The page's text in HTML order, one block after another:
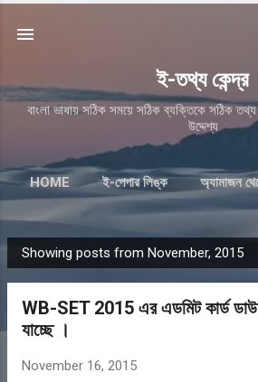
ই-তথ্য কেন্দ্র
বাংলা ভাষায় সঠিক সময়ে সঠিক ব্যক্তিকে সঠিক
উদ্দেশ্য
HOME ই-পেপার লিঙ্ক অ্যামাজন
P
o
Showing posts from November, 2015
WB-SET 2015 এর এডমিট কার্ড
যাচ্ছে ।
November 16, 2015